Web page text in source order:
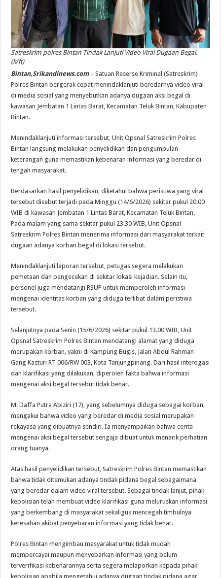
Satreskrim polres Bintan Tindak Lanjuti Video Viral Dugaan Begal.
(k/ft)
Bintan,Srikandinews.com– Satuan Reserse Kriminal (Satreskrim)
Polres Bintan bergerak cepat menindaklanjuti beredarnya video viral
di media sosial yang menyebutkan adanya dugaan aksi begal di
kawasan Jembatan 1 Lintas Barat, Kecamatan Teluk Bintan, Kabupaten
Bintan.
Menindaklanjuti informasi tersebut, Unit Opsnal Satreskrim Polres
Bintan langsung melakukan penyelidikan dan pengumpulan
keterangan guna memastikan kebenaran informasi yang beredar di
tengah masyarakat.
Berdasarkan hasil penyelidikan, diketahui bahwa peristiwa yang viral
tersebut disebut terjadi pada Minggu (14/6/2026) sekitar pukul 20.00
WIB di kawasan Jembatan 1 Lintas Barat, Kecamatan Teluk Bintan.
Pada malam yang sama sekitar pukul 23.30 WIB, Unit Opsnal
Satreskrim Polres Bintan menerima informasi dari masyarakat terkait
dugaan adanya korban begal di lokasi tersebut.
Menindaklanjuti laporan tersebut, petugas segera melakukan
pemetaan dan pengecekan di sekitar lokasi kejadian. Selain itu,
personel juga mendatangi RSUP untuk memperoleh informasi
mengenai identitas korban yang diduga terlibat dalam peristiwa
tersebut.
Selanjutnya pada Senin (15/6/2026) sekitar pukul 13.00 WIB, Unit
Opsnal Satreskrim Polres Bintan mendatangi alamat yang diduga
merupakan korban, yakni di Kampung Bugis, Jalan Abdul Rahman
Gang Kasturi RT 006/RW 003, Kota Tanjungpinang. Dari hasil interogasi
dan klarifikasi yang dilakukan, diperoleh fakta bahwa informasi
mengenai aksi begal tersebut tidak benar.
M. Daffa Putra Abiziri (17), yang sebelumnya diduga sebagai korban,
mengakui bahwa video yang beredar di media sosial merupakan
rekayasa yang dibuatnya sendiri. Ia menyampaikan bahwa cerita
mengenai aksi begal tersebut sengaja dibuat untuk menarik perhatian
orang tuanya.
Atas hasil penyelidikan tersebut, Satreskrim Polres Bintan memastikan
bahwa tidak ditemukan adanya tindak pidana begal sebagaimana
yang beredar dalam video viral tersebut. Sebagai tindak lanjut, pihak
kepolisian telah membuat video klarifikasi guna meluruskan informasi
yang berkembang di masyarakat sekaligus mencegah timbulnya
keresahan akibat penyebaran informasi yang tidak benar.
Polres Bintan mengimbau masyarakat untuk tidak mudah
mempercayai maupun menyebarkan informasi yang belum
terverifikasi kebenarannya serta segera melaporkan kepada pihak
kepolisian apabila mengetahui adanya dugaan tindak pidana agar